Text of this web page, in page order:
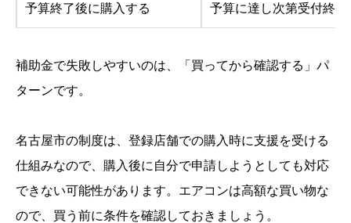
予算終了後に購入する 予算に達し次第受付終了
補助金で失敗しやすいのは、「買ってから確認する」パ
ターンです。
名古屋市の制度は、登録店舗での購入時に支援を受ける
仕組みなので、購入後に自分で申請しようとしても対応
できない可能性があります。エアコンは高額な買い物な
ので、買う前に条件を確認しておきましょう。